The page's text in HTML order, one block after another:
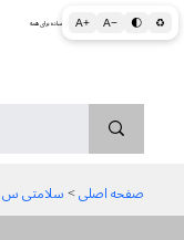
A+ A− 🌓 ♻ اطلاعات پزشکی و بهداشتی به زبان ساده برای همه
صفحه اصلی > سلامتی س